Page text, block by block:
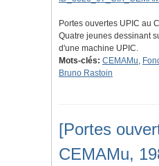
Portes ouvertes UPIC au
Quatre jeunes dessinant
d'une machine UPIC.
Mots-clés: CEMAMu,
Bruno Rastoin
[Portes
CEMAMu,